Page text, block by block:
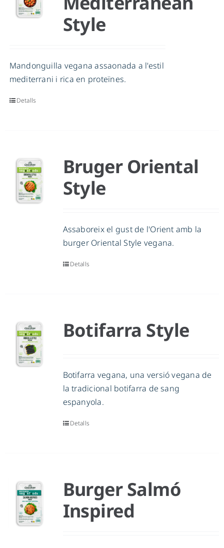
Style
Mandonguilla vegana assaonada a l'estil
mediterrani i rica en proteïnes.
Detalls
Bruger Oriental
Style
Assaboreix el gust de l'Orient amb la
burger Oriental Style vegana.
Detalls
Botifarra Style
Botifarra vegana, una versió vegana de
la tradicional botifarra de sang
espanyola.
Detalls
Burger Salmó
Inspired